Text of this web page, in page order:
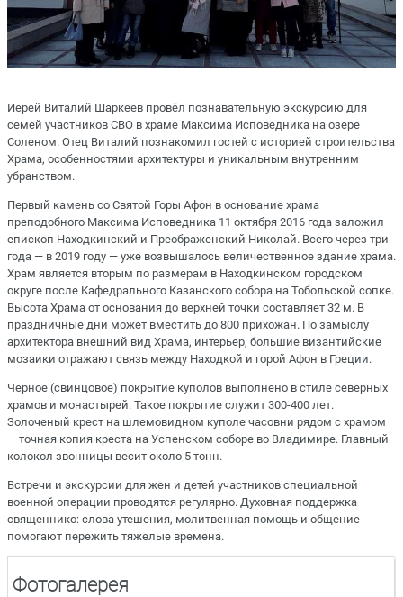
Иерей Виталий Шаркеев провёл познавательную экскурсию для
семей участников СВО в храме Максима Исповедника на озере
Соленом. Отец Виталий познакомил гостей с историей строительства
Храма, особенностями архитектуры и уникальным внутренним
убранством.
Первый камень со Святой Горы Афон в основание храма
преподобного Максима Исповедника 11 октября 2016 года заложил
епископ Находкинский и Преображенский Николай. Всего через три
года — в 2019 году — уже возвышалось величественное здание храма.
Храм является вторым по размерам в Находкинском городском
округе после Кафедрального Казанского собора на Тобольской сопке.
Высота Храма от основания до верхней точки составляет 32 м. В
праздничные дни может вместить до 800 прихожан. По замыслу
архитектора внешний вид Храма, интерьер, большие византийские
мозаики отражают связь между Находкой и горой Афон в Греции.
Черное (свинцовое) покрытие куполов выполнено в стиле северных
храмов и монастырей. Такое покрытие служит 300-400 лет.
Золоченый крест на шлемовидном куполе часовни рядом с храмом
— точная копия креста на Успенском соборе во Владимире. Главный
колокол звонницы весит около 5 тонн.
Встречи и экскурсии для жен и детей участников специальной
военной операции проводятся регулярно. Духовная поддержка
священнико: слова утешения, молитвенная помощь и общение
помогают пережить тяжелые времена.
Фотогалерея